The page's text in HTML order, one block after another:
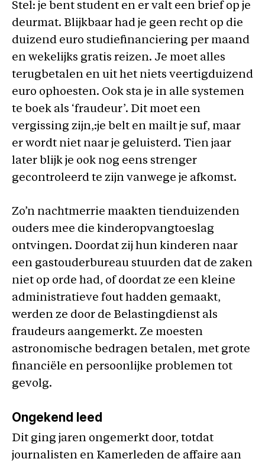
Stel: je bent student en er valt een brief op je
deurmat. Blijkbaar had je geen recht op die
duizend euro studiefinanciering per maand
en wekelijks gratis reizen. Je moet alles
terugbetalen en uit het niets veertigduizend
euro ophoesten. Ook sta je in alle systemen
te boek als ‘fraudeur’. Dit moet een
vergissing zijn,:je belt en mailt je suf, maar
er wordt niet naar je geluisterd. Tien jaar
later blijk je ook nog eens strenger
gecontroleerd te zijn vanwege je afkomst.
Zo’n nachtmerrie maakten tienduizenden
ouders mee die kinderopvangtoeslag
ontvingen. Doordat zij hun kinderen naar
een gastouderbureau stuurden dat de zaken
niet op orde had, of doordat ze een kleine
administratieve fout hadden gemaakt,
werden ze door de Belastingdienst als
fraudeurs aangemerkt. Ze moesten
astronomische bedragen betalen, met grote
financiële en persoonlijke problemen tot
gevolg.
Ongekend leed
Dit ging jaren ongemerkt door, totdat
journalisten en Kamerleden de affaire aan